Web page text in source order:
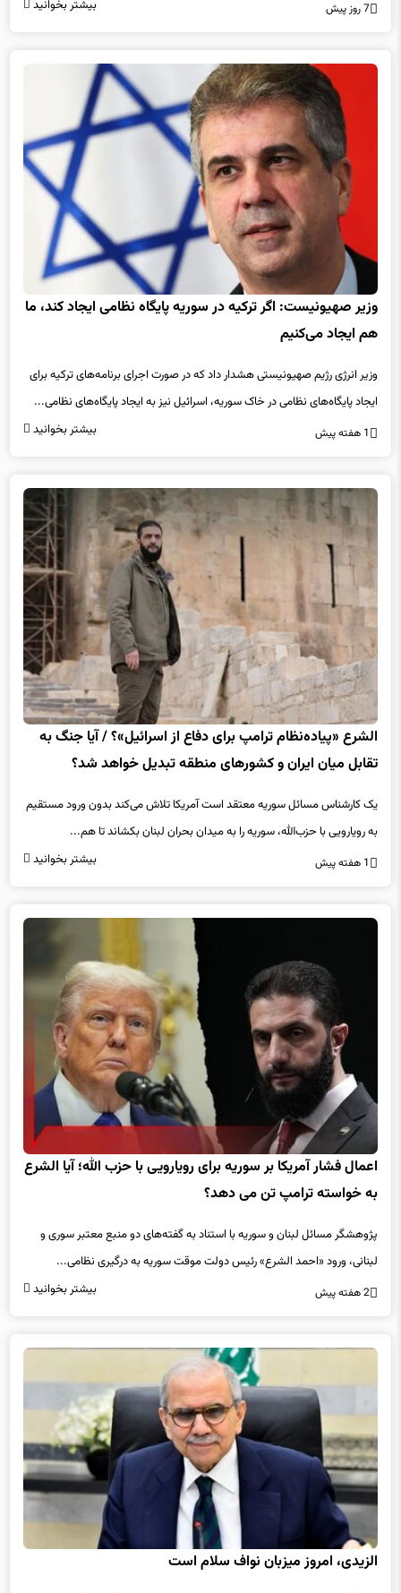
7 روز پیش بیشتر بخوانید
وزیر صهیونیست: اگر ترکیه در سوریه پایگاه نظامی ایجاد کند، ما
هم ایجاد می‌کنیم
وزیر انرژی رژیم صهیونیستی هشدار داد که در صورت اجرای برنامه‌های ترکیه برای
ایجاد پایگاه‌های نظامی در خاک سوریه، اسرائیل نیز به ایجاد پایگاه‌های نظامی...
1 هفته پیش بیشتر بخوانید
الشرع «پیاده‌نظام ترامپ برای دفاع از اسرائیل»؟ / آیا جنگ‌ به
تقابل میان ایران و کشورهای منطقه تبدیل خواهد شد؟
یک کارشناس مسائل سوریه معتقد است آمریکا تلاش می‌کند بدون ورود مستقیم
به رویارویی با حزب‌الله، سوریه را به میدان بحران لبنان بکشاند تا هم...
1 هفته پیش بیشتر بخوانید
اعمال فشار آمریکا بر سوریه برای رویارویی با حزب الله؛ آیا الشرع
به خواسته ترامپ تن می دهد؟
پژوهشگر مسائل لبنان و سوریه با استناد به گفته‌های دو منبع معتبر سوری و
لبنانی، ورود «احمد الشرع» رئیس دولت موقت سوریه به درگیری نظامی...
2 هفته پیش بیشتر بخوانید
الزیدی، امروز میزبان نواف سلام است